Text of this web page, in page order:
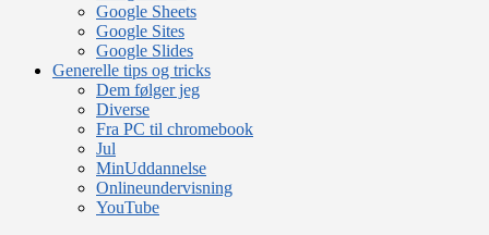
Google Sheets
Google Sites
Google Slides
Generelle tips og tricks
Dem følger jeg
Diverse
Fra PC til chromebook
Jul
MinUddannelse
Onlineundervisning
YouTube